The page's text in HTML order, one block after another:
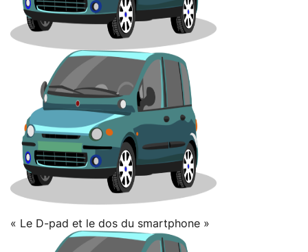
« Le D-pad et le dos du smartphone »